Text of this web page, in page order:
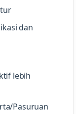
dan
lebih
Pasuruan